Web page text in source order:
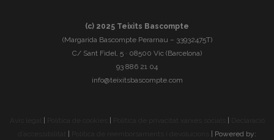
(c) 2025 Teixits Bascompte
(Margarida Bascompte Perarnau – 33932475T)
C/ Sant Fidel, 5 · 08500 Vic (Barcelona)
93 886 21 04
info@teixitsbascompte.com
| | |
| | Powered by: